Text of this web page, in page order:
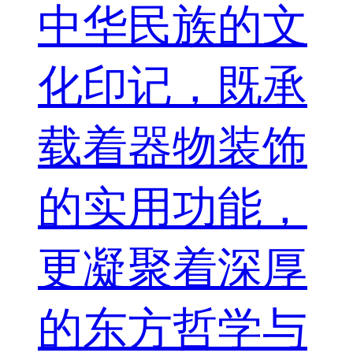
中华民族的文
化印记，既承
载着器物装饰
的实用功能，
更凝聚着深厚
的东方哲学与